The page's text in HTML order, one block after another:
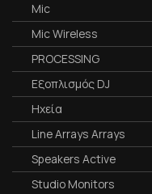
Mic
Mic Wireless
PROCESSING
Εξοπλισμός DJ
Ηχεία
Line Arrays Arrays
Speakers Active
Studio Monitors